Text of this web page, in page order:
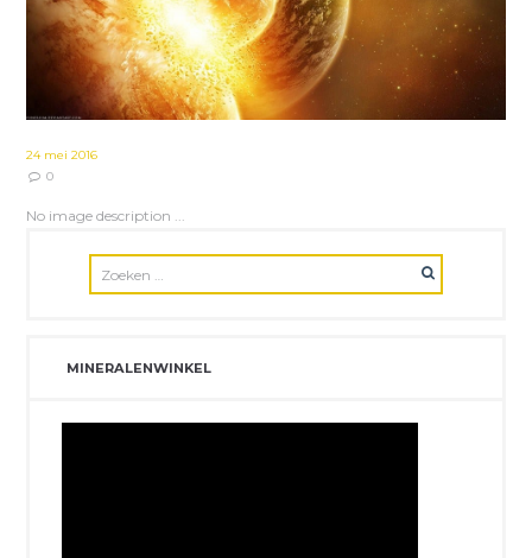
24 mei 2016
0
No image description ...
MINERALENWINKEL